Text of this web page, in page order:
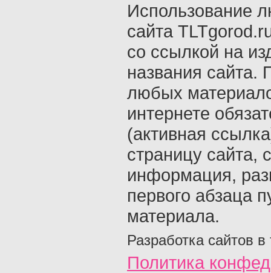
Использование
сайта
со ссылкой на
названия сайта.
любых
интернете
(активная
страницу сайта,
информация,
первого абзаца
материала.
Разработка сайтов в
Политика